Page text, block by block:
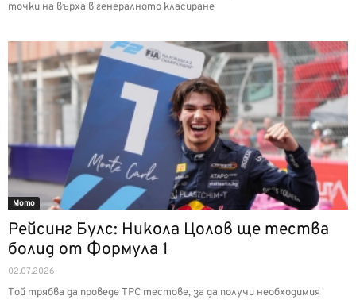
точки на върха в генералното класиране
Мото
Рейсинг Булс: Никола Цолов ще тества
болид от Формула 1
02.07.2026
Той трябва да проведе TPC тестове, за да получи необходимия